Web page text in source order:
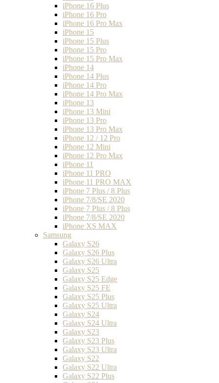
iPhone 16 Plus
iPhone 16 Pro
iPhone 16 Pro Max
iPhone 15
iPhone 15 Plus
iPhone 15 Pro
iPhone 15 Pro Max
iPhone 14
iPhone 14 Plus
iPhone 14 Pro
iPhone 14 Pro Max
iPhone 13
iPhone 13 Mini
iPhone 13 Pro
iPhone 13 Pro Max
iPhone 12 / 12 Pro
iPhone 12 Mini
iPhone 12 Pro Max
iPhone 11
iPhone 11 PRO
iPhone 11 PRO MAX
iPhone 7 Plus / 8 Plus
iPhone 7/8/SE 2020
iPhone 7 Plus / 8 Plus
iPhone 7/8/SE 2020
iPhone XS MAX
Samsung
Galaxy S26
Galaxy S26 Plus
Galaxy S26 Ultra
Galaxy S25
Galaxy S25 Edge
Galaxy S25 FE
Galaxy S25 Plus
Galaxy S25 Ultra
Galaxy S24
Galaxy S24 Ultra
Galaxy S23
Galaxy S23 Plus
Galaxy S23 Ultra
Galaxy S22
Galaxy S22 Ultra
Galaxy S22 Plus